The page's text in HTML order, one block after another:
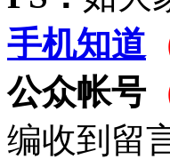
手机知道
公众帐号
编收到留